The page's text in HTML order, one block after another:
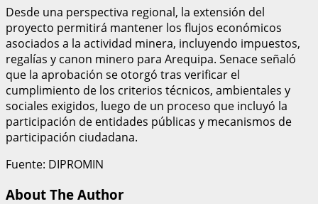
Desde una perspectiva regional, la extensión del
proyecto permitirá mantener los flujos económicos
asociados a la actividad minera, incluyendo impuestos,
regalías y canon minero para Arequipa. Senace señaló
que la aprobación se otorgó tras verificar el
cumplimiento de los criterios técnicos, ambientales y
sociales exigidos, luego de un proceso que incluyó la
participación de entidades públicas y mecanismos de
participación ciudadana.
Fuente: DIPROMIN
About The Author